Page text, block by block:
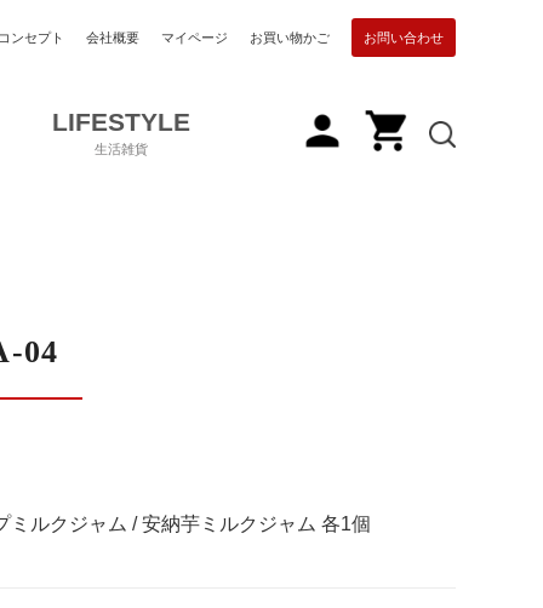
ンセプト 会社概要 マイページ お買い物かご お問い合わせ
LIFESTYLE
生活雑貨
04
ルクジャム / 安納芋ミルクジャム 各1個